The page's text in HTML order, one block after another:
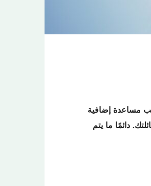
مساعدة إضافية
دائمًا ما يتم